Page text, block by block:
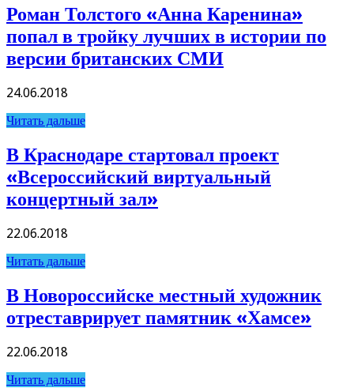
Роман Толстого «Анна Каренина»
попал в тройку лучших в истории по
версии британских СМИ
24.06.2018
Читать дальше
В Краснодаре стартовал проект
«Всероссийский виртуальный
концертный зал»
22.06.2018
Читать дальше
В Новороссийске местный художник
отреставрирует памятник «Хамсе»
22.06.2018
Читать дальше